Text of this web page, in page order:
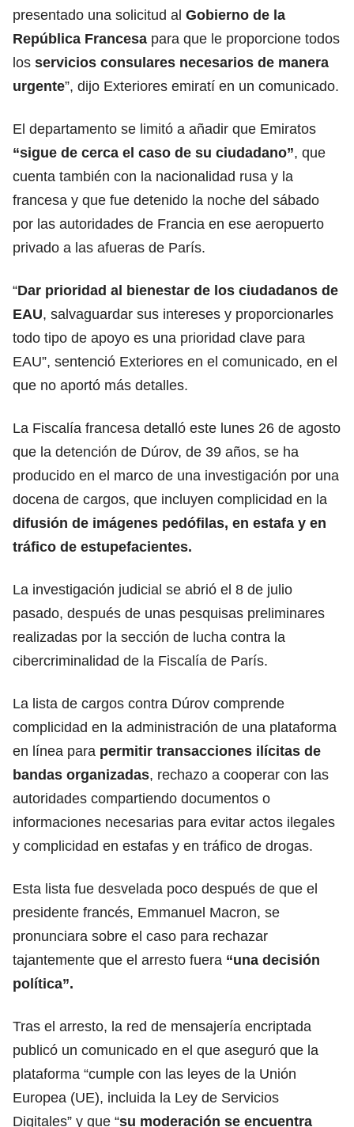
presentado una solicitud al Gobierno de la
República Francesa para que le proporcione todos
los servicios consulares necesarios de manera
urgente”, dijo Exteriores emiratí en un comunicado.
El departamento se limitó a añadir que Emiratos
“sigue de cerca el caso de su ciudadano”, que
cuenta también con la nacionalidad rusa y la
francesa y que fue detenido la noche del sábado
por las autoridades de Francia en ese aeropuerto
privado a las afueras de París.
“Dar prioridad al bienestar de los ciudadanos de
EAU, salvaguardar sus intereses y proporcionarles
todo tipo de apoyo es una prioridad clave para
EAU”, sentenció Exteriores en el comunicado, en el
que no aportó más detalles.
La Fiscalía francesa detalló este lunes 26 de agosto
que la detención de Dúrov, de 39 años, se ha
producido en el marco de una investigación por una
docena de cargos, que incluyen complicidad en la
difusión de imágenes pedófilas, en estafa y en
tráfico de estupefacientes.
La investigación judicial se abrió el 8 de julio
pasado, después de unas pesquisas preliminares
realizadas por la sección de lucha contra la
cibercriminalidad de la Fiscalía de París.
La lista de cargos contra Dúrov comprende
complicidad en la administración de una plataforma
en línea para permitir transacciones ilícitas de
bandas organizadas, rechazo a cooperar con las
autoridades compartiendo documentos o
informaciones necesarias para evitar actos ilegales
y complicidad en estafas y en tráfico de drogas.
Esta lista fue desvelada poco después de que el
presidente francés, Emmanuel Macron, se
pronunciara sobre el caso para rechazar
tajantemente que el arresto fuera “una decisión
política”.
Tras el arresto, la red de mensajería encriptada
publicó un comunicado en el que aseguró que la
plataforma “cumple con las leyes de la Unión
Europea (UE), incluida la Ley de Servicios
Digitales” y que “su moderación se encuentra